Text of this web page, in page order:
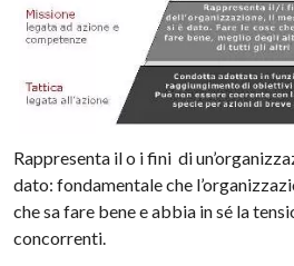
Rappresenta il o i fini di
dato: fondamentale che
che sa fare bene e abbia in sé la
concorrenti.